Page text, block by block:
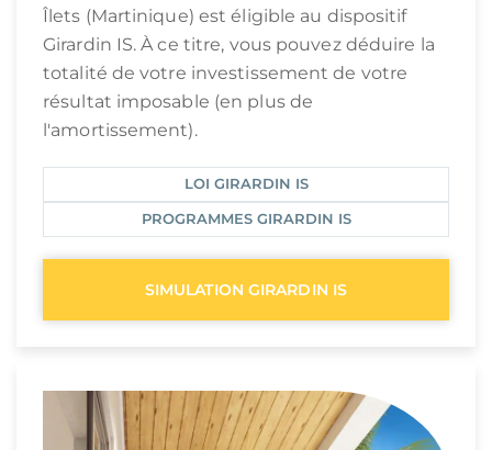
Îlets (Martinique) est éligible au dispositif
Girardin IS. À ce titre, vous pouvez déduire la
totalité de votre investissement de votre
résultat imposable (en plus de
l'amortissement).
LOI GIRARDIN IS
PROGRAMMES GIRARDIN IS
SIMULATION GIRARDIN IS